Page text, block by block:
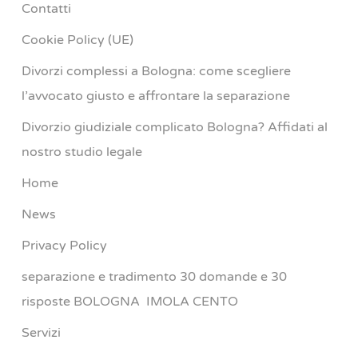
Contatti
Cookie Policy (UE)
Divorzi complessi a Bologna: come scegliere
l’avvocato giusto e affrontare la separazione
Divorzio giudiziale complicato Bologna? Affidati al
nostro studio legale
Home
News
Privacy Policy
separazione e tradimento 30 domande e 30
risposte BOLOGNA IMOLA CENTO
Servizi